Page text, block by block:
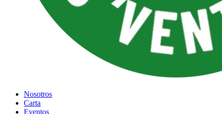
Nosotros
Carta
Eventos